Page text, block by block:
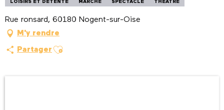
LOISIRS ET DÉTENTE MARCHÉ SPECTACLE THÉÂTRE
Rue ronsard, 60180 Nogent-sur-Oise
M'y rendre
Partager Ajouter aux favoris